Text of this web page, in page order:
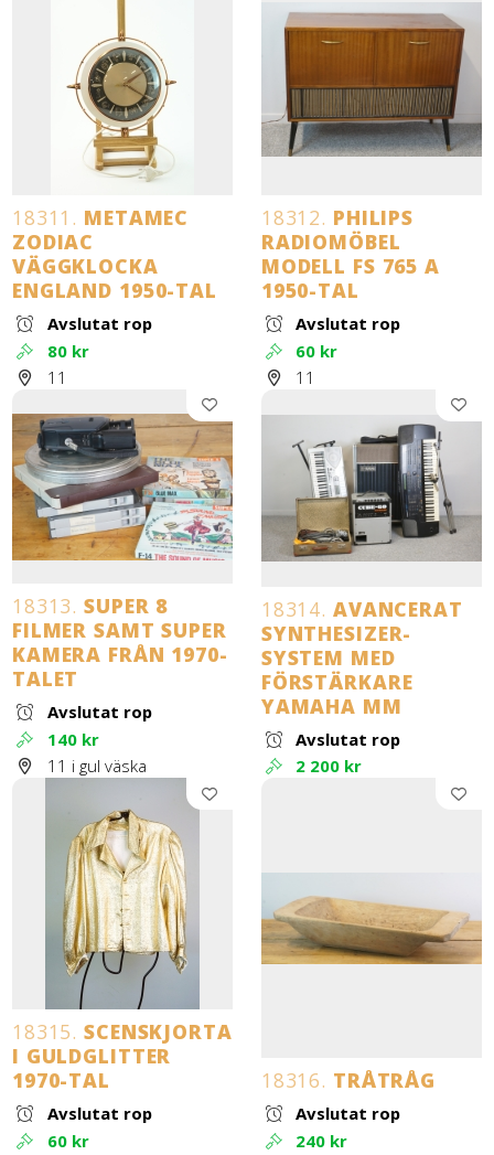
18311. METAMEC
ZODIAC
VÄGGKLOCKA
ENGLAND 1950-TAL
Avslutat rop
80 kr
11
18312. PHILIPS
RADIOMÖBEL
MODELL FS 765 A
1950-TAL
Avslutat rop
60 kr
11
18313. SUPER 8
FILMER SAMT SUPER
KAMERA FRÅN 1970-
TALET
Avslutat rop
140 kr
11 i gul väska
18314. AVANCERAT
SYNTHESIZER-
SYSTEM MED
FÖRSTÄRKARE
YAMAHA MM
Avslutat rop
2 200 kr
18315. SCENSKJORTA
I GULDGLITTER
1970-TAL
Avslutat rop
60 kr
18316. TRÅTRÅG
Avslutat rop
240 kr